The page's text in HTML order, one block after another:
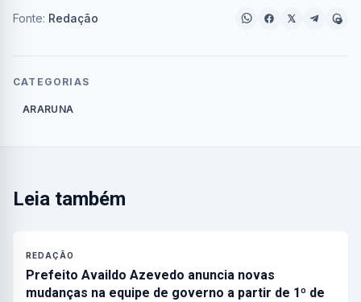
Fonte: Redação
CATEGORIAS
ARARUNA
Leia também
REDAÇÃO
Prefeito Availdo Azevedo anuncia novas
mudanças na equipe de governo a partir de 1º de